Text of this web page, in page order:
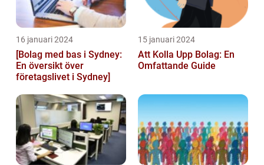
16 januari 2024
[Bolag med bas i Sydney:
En översikt över
företagslivet i Sydney]
15 januari 2024
Att Kolla Upp Bolag: En
Omfattande Guide